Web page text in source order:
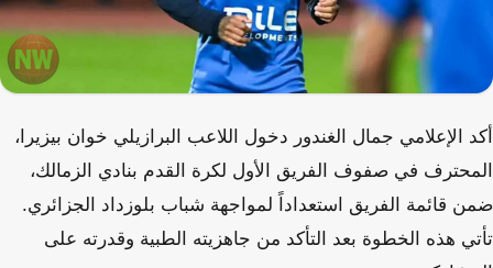
أكد الإعلامي جمال الغندور دخول اللاعب البرازيلي خوان بيزيرا،
المحترف في صفوف الفريق الأول لكرة القدم بنادي الزمالك،
ضمن قائمة الفريق استعداداً لمواجهة شباب بلوزداد الجزائري.
تأتي هذه الخطوة بعد التأكد من جاهزيته الطبية وقدرته على